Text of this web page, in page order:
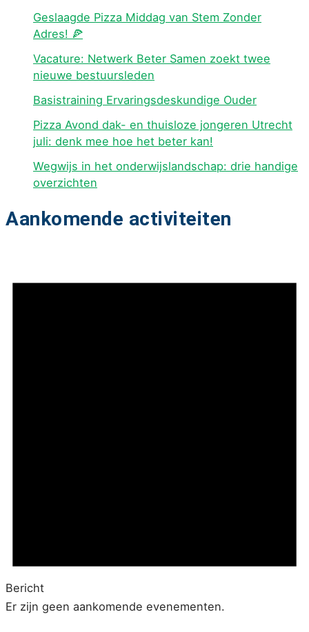
Geslaagde Pizza Middag van Stem Zonder
Adres! 🍕
Vacature: Netwerk Beter Samen zoekt twee
nieuwe bestuursleden
Basistraining Ervaringsdeskundige Ouder
Pizza Avond dak- en thuisloze jongeren Utrecht
juli: denk mee hoe het beter kan!
Wegwijs in het onderwijslandschap: drie handige
overzichten
Aankomende activiteiten
Bericht
Er zijn geen aankomende evenementen.